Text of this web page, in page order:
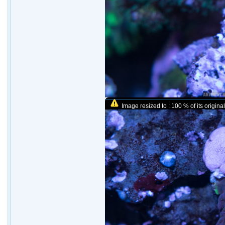
Image resized to : 100 % of its